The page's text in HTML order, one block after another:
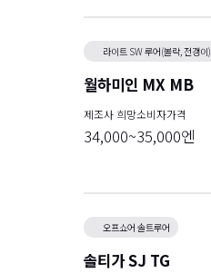
라이트 SW 루어(볼락, 전갱이)
월하미인 MX MB
제조사 희망소비자가격
34,000~35,000엔
오프쇼어 솔트루어
솔티가 SJ TG